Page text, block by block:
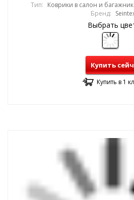
Тип: Коврики в салон и
Бренд:
Выбрать
Купить
Купить в 1